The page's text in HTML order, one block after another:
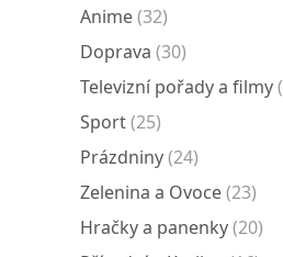
Anime(32)
Doprava (30)
Televizní pořady a filmy
Sport(25)
Prázdniny(24)
Zelenina a Ovoce(23)
Hračky a panenky(20)